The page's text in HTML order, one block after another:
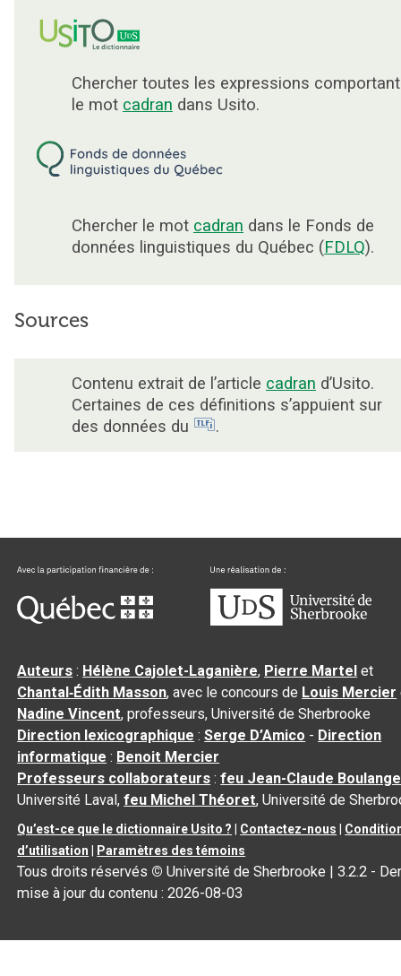
Chercher toutes les expressions comportant
le mot cadran dans Usito.
Chercher le mot cadran dans le Fonds de
données linguistiques du Québec (FDLQ).
Sources
Contenu extrait de l’article cadran d’Usito.
Certaines de ces définitions s’appuient sur
des données du
.
Auteurs : Hélène Cajolet-Laganière, Pierre Martel et
Chantal‑Édith Masson, avec le concours de Louis Mercier
Nadine Vincent, professeurs, Université de Sherbrooke
Direction lexicographique :Serge D’Amico - Direction
informatique : Benoit Mercier
Professeurs collaborateurs :feu Jean-Claude
Université Laval,feu Michel Théoret, Université de
Qu’est-ce que le dictionnaire Usito ? Contactez-nous
d’utilisation
Paramètres des témoins
Tous droits réservés © Université de Sherbrooke |3.2.2 -
mise à jour du contenu :2026-08-03